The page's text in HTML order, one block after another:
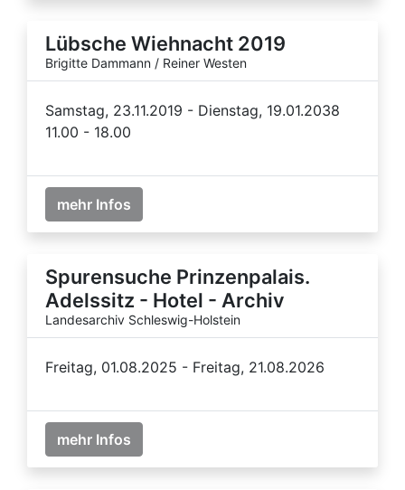
Lübsche Wiehnacht 2019
Brigitte Dammann / Reiner Westen
Samstag, 23.11.2019 - Dienstag, 19.01.2038
11.00 - 18.00
mehr Infos
Spurensuche Prinzenpalais.
Adelssitz - Hotel - Archiv
Landesarchiv Schleswig-Holstein
Freitag, 01.08.2025 - Freitag, 21.08.2026
mehr Infos